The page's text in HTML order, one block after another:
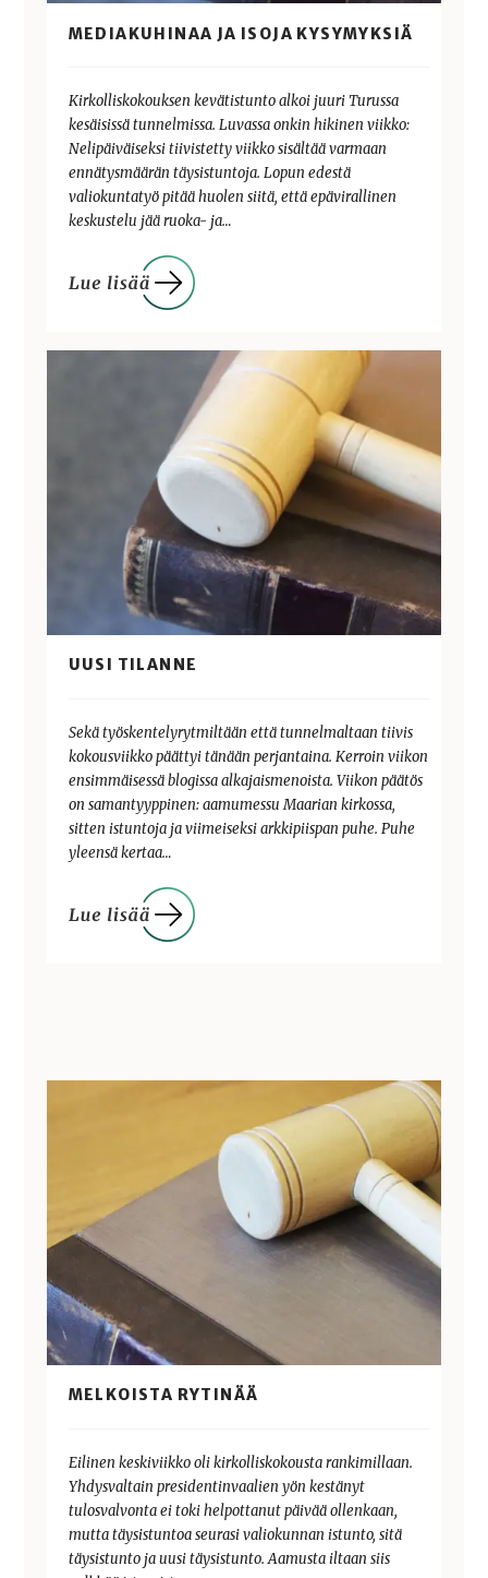
MEDIAKUHINAA JA ISOJA KYSYMYKSIÄ
Kirkolliskokouksen kevätistunto alkoi juuri Turussa
kesäisissä tunnelmissa. Luvassa onkin hikinen viikko:
Nelipäiväiseksi tiivistetty viikko sisältää varmaan
ennätysmäärän täysistuntoja. Lopun edestä
valiokuntatyö pitää huolen siitä, että epävirallinen
keskustelu jää ruoka- ja…
UUSI TILANNE
Sekä työskentelyrytmiltään että tunnelmaltaan tiivis
kokousviikko päättyi tänään perjantaina. Kerroin viikon
ensimmäisessä blogissa alkajaismenoista. Viikon päätös
on samantyyppinen: aamumessu Maarian kirkossa,
sitten istuntoja ja viimeiseksi arkkipiispan puhe. Puhe
yleensä kertaa…
MELKOISTA RYTINÄÄ
Eilinen keskiviikko oli kirkolliskokousta rankimillaan.
Yhdysvaltain presidentinvaalien yön kestänyt
tulosvalvonta ei toki helpottanut päivää ollenkaan,
mutta täysistuntoa seurasi valiokunnan istunto, sitä
täysistunto ja uusi täysistunto. Aamusta iltaan siis